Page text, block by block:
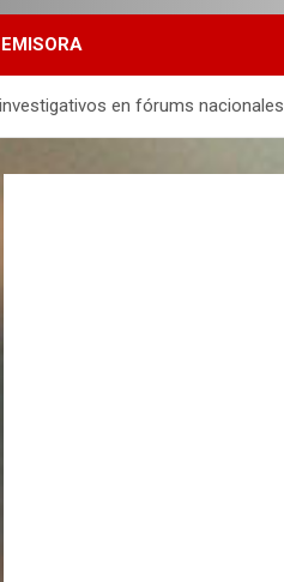
en fórums nacionales.